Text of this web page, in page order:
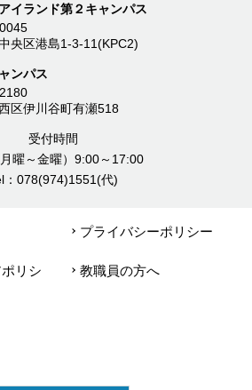
イランド第２キャンパス
央区港島1-3-11(KPC2)
ンパス
区伊川谷町有瀬518
受付時間
曜～金曜）9:00～17:00
：078(974)1551(代)
プライバシーポリシー
リシ
教職員の方へ